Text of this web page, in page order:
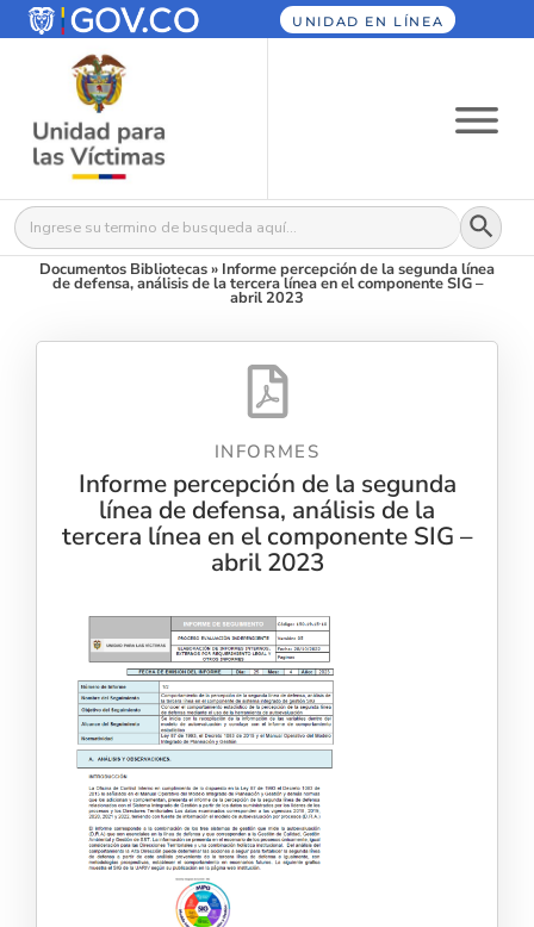
UNIDAD EN LÍNEA
Buscar: Botón
Documentos Bibliotecas» Informe percepción de la segunda línea
de defensa, análisis de la tercera línea en el componente SIG –
abril 2023
INFORMES
Informe percepción de la segunda
línea de defensa, análisis de la
tercera línea en el componente SIG –
abril 2023